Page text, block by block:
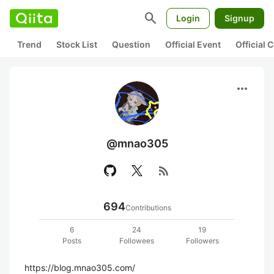
search Login Signup
Trend Stock List Question Official Event Official
more_horiz
@mnao305
rss_feed
694Contributions
6
Posts
24
Followees
19
Followers
https://blog.mnao305.com/